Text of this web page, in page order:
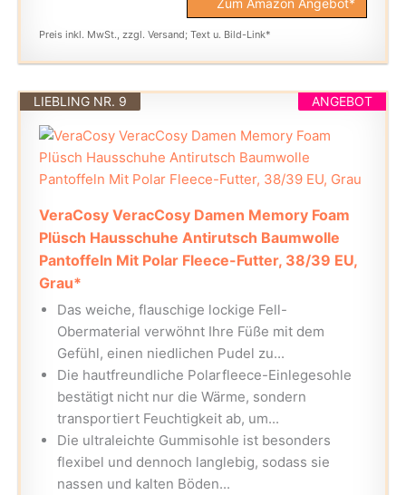
Preis inkl. MwSt., zzgl. Versand; Text u. Bild-Link*
ANGEBOT
LIEBLING NR. 9
VeraCosy VeracCosy Damen Memory Foam
Plüsch Hausschuhe Antirutsch Baumwolle
Pantoffeln Mit Polar Fleece-Futter, 38/39 EU,
Grau*
Das weiche, flauschige lockige Fell-
Obermaterial verwöhnt Ihre Füße mit dem
Gefühl, einen niedlichen Pudel zu...
Die hautfreundliche Polarfleece-Einlegesohle
bestätigt nicht nur die Wärme, sondern
transportiert Feuchtigkeit ab, um...
Die ultraleichte Gummisohle ist besonders
flexibel und dennoch langlebig, sodass sie
nassen und kalten Böden...